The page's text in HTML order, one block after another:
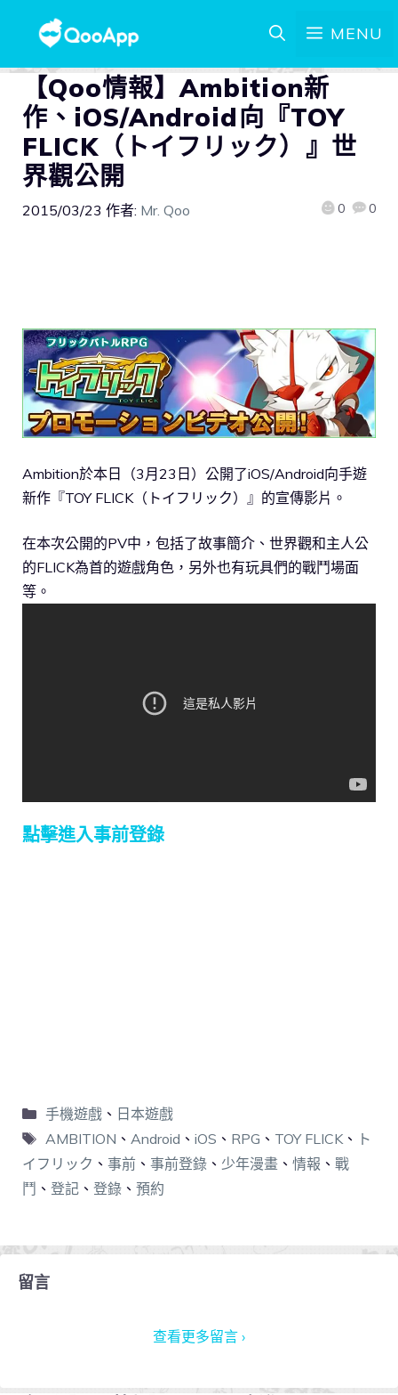
MENU
【Qoo情報】Ambition新
作、iOS/Android向『TOY
FLICK（トイフリック）』世
界觀公開
2015/03/23 作者: Mr. Qoo 0 0
Ambition於本日（3月23日）公開了iOS/Android向手遊
新作『TOY FLICK（トイフリック）』的宣傳影片。
在本次公開的PV中，包括了故事簡介、世界觀和主人公
的FLICK為首的遊戲角色，另外也有玩具們的戰鬥場面
等。
點擊進入事前登錄
手機遊戲、 日本遊戲
AMBITION 、 Android 、 iOS 、 RPG 、 TOY FLICK、 ト
イフリック 、 事前 、 事前登錄 、 少年漫畫 、 情報 、 戰
鬥 、 登記 、 登錄 、 預約
留言
查看更多留言 ›